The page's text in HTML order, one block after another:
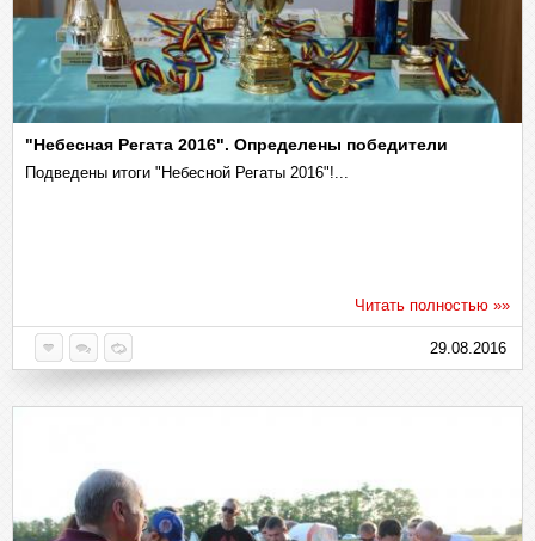
"Небесная Регата 2016". Определены победители
Подведены итоги "Небесной Регаты 2016"!...
Читать полностью »»
29.08.2016